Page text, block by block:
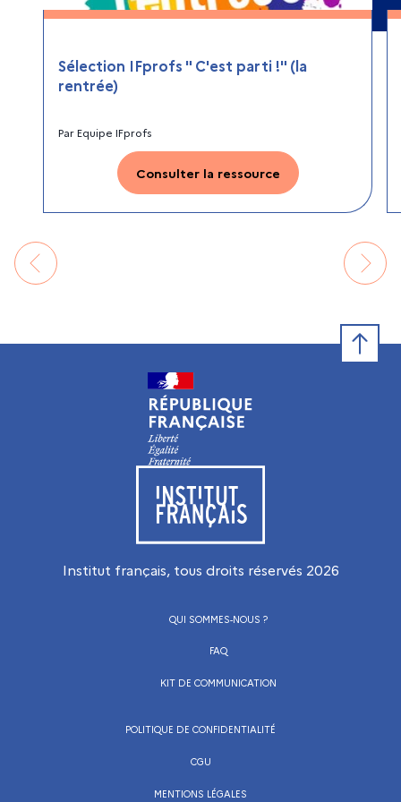
Sélection IFprofs " C'est parti !" (la
rentrée)
ParEquipe IFprofs
Consulter la ressource
Visiter le site de l’Institut français
Institut français, tous droits réservés 2026
QUI SOMMES-NOUS ?
FAQ
KIT DE COMMUNICATION
POLITIQUE DE CONFIDENTIALITÉ
CGU
MENTIONS LÉGALES